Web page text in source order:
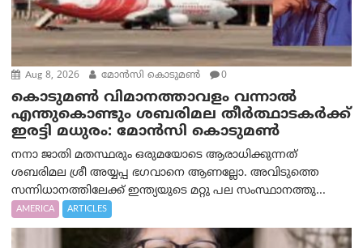
Aug 8, 2026 മോൻസി കൊടുമൺ 0
കൊടുമൺ വിമാനത്താവളം വന്നാൽ
എന്തുകൊണ്ടും ശബരിമല തീർത്ഥാടകർക്ക്
ഇരട്ടി മധുരം: മോൻസി കൊടുമൺ
നനാ ജാതി മതസ്ഥരും ഒരുമയോടെ ആരാധിക്കുന്നത്
ശബരിമല ശ്രീ അയ്യപ്പ ഭഗവാനെ ആണല്ലോ. അവിടുത്തെ
സന്നിധാനത്തിലേക്ക് ഇന്ത്യയുടെ മറ്റു പല സംസ്ഥാനത്തു...
AMERICA ARTICLES